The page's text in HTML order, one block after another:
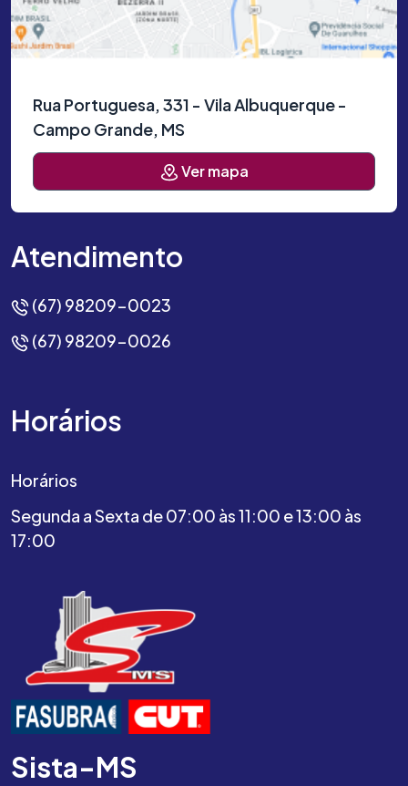
Rua Portuguesa, 331 - Vila Albuquerque -
Campo Grande, MS
Ver mapa
Atendimento
(67) 98209-0023
(67) 98209-0026
Horários
Horários
Segunda a Sexta de 07:00 às 11:00 e 13:00 às
17:00
Sista-MS